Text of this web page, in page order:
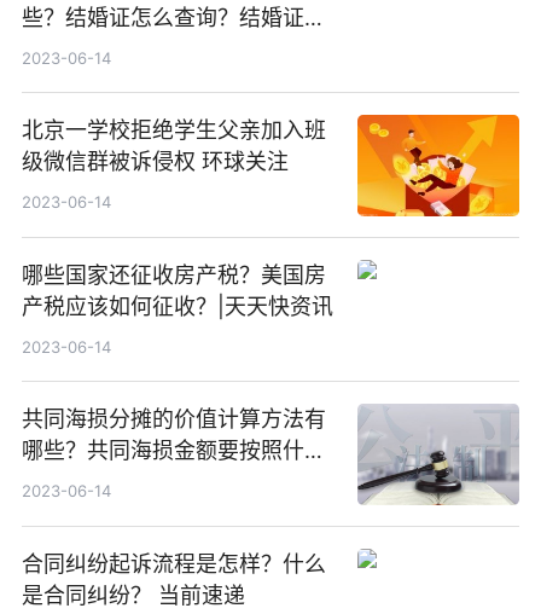
些？结婚证怎么查询？结婚证查
询网站是什么？
2023-06-14
北京一学校拒绝学生父亲加入班
级微信群被诉侵权 环球关注
2023-06-14
哪些国家还征收房产税？美国房
产税应该如何征收？|天天快资讯
2023-06-14
共同海损分摊的价值计算方法有
哪些？共同海损金额要按照什么
方式确定？ 环球微动态
2023-06-14
合同纠纷起诉流程是怎样？什么
是合同纠纷？ 当前速递